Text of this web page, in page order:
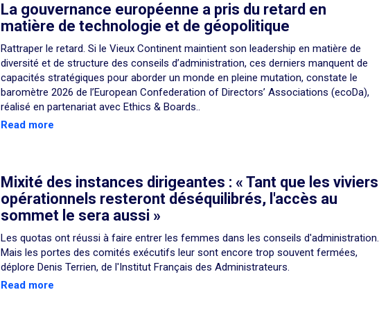
La gouvernance européenne a pris du retard en
matière de technologie et de géopolitique
Rattraper le retard. Si le Vieux Continent maintient son leadership en matière de
diversité et de structure des conseils d’administration, ces derniers manquent de
capacités stratégiques pour aborder un monde en pleine mutation, constate le
baromètre 2026 de l’European Confederation of Directors’ Associations (ecoDa),
réalisé en partenariat avec Ethics & Boards..
Read more
Mixité des instances dirigeantes : « Tant que les viviers
opérationnels resteront déséquilibrés, l'accès au
sommet le sera aussi »
Les quotas ont réussi à faire entrer les femmes dans les conseils d'administration.
Mais les portes des comités exécutifs leur sont encore trop souvent fermées,
déplore Denis Terrien, de l'Institut Français des Administrateurs.
Read more